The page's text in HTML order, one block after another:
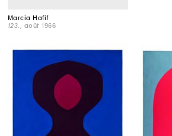
Marcia Hafif
123.
, août 1966